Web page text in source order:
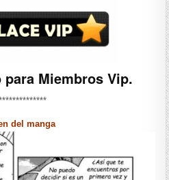
Miembros Vip.
del manga